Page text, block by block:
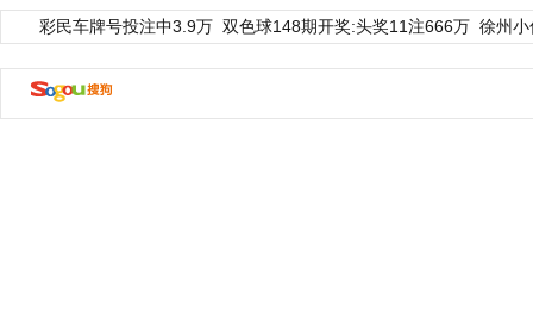
彩民车牌号投注中3.9万 双色球148期开奖:头奖11注666万 徐州